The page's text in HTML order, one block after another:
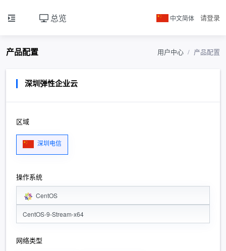
总览 中文简体 请登录
产品配置 用户中心 产品配置
深圳弹性企业云
区域
深圳电信
操作系统
CentOS
CentOS-9-Stream-x64
网络类型